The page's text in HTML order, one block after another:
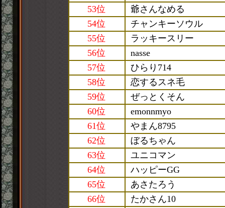
53位
爺さんなめる
54位
チャンキーソウル
55位
ラッキースリー
56位
nasse
57位
ひらり714
58位
恋するスネ毛
59位
ぜっとくそん
60位
emonnmyo
61位
やまん8795
62位
ぼるちゃん
63位
ユニコマン
64位
ハッピーGG
65位
あさたろう
66位
たかさん10